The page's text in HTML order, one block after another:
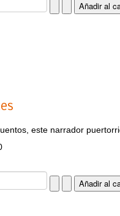
este narrador